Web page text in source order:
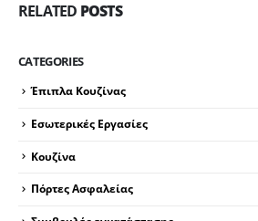
RELATED POSTS
CATEGORIES
Έπιπλα Κουζίνας
Εσωτερικές Εργασίες
Κουζίνα
Πόρτες Ασφαλείας